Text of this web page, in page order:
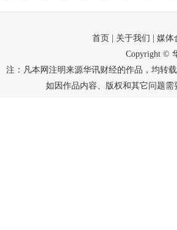
首页 | 关于我们
| 媒
Copyright ©
注：凡本网注明来源华讯财经的作品，均转
如因作品内容、版权和其它问题